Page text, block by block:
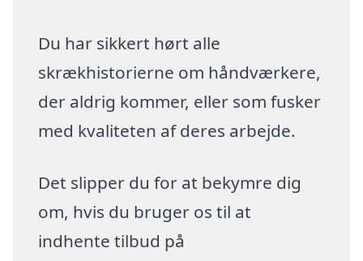
Du har sikkert hørt alle
skrækhistorierne om håndværkere,
der aldrig kommer, eller som fusker
med kvaliteten af deres arbejde.
Det slipper du for at bekymre dig
om, hvis du bruger os til at
indhente tilbud på